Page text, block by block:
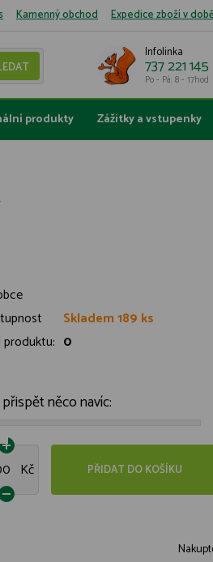
Kamenný obchod Expedice zboží v
Infolinka
737 221 145
Po - Pá: 8 - 17hod
produkty Zážitky a vstupenky
Skladem 189 ks
0
něco navíc:
Kč PŘIDAT DO KOŠÍKU